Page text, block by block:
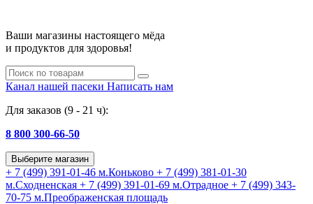
Ваши магазины настоящего мёда
и продуктов для здоровья!
Канал нашей пасеки Написать нам
Для заказов (9 - 21 ч):
8 800 300-66-50
Выберите магазин
+ 7 (499) 391-01-46 м.Коньково + 7 (499) 381-01-30
м.Сходненская + 7 (499) 391-01-69 м.Отрадное + 7 (499) 343-
70-75 м.Преображенская площадь